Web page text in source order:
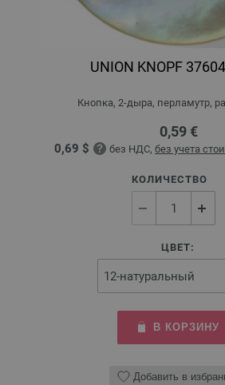
UNION KNOPF
Кнопка, 2-дыра, перламутр,
0,59 €
0,69 $ без НДС, без учета
КОЛИЧЕСТВО
ЦВЕТ:
В КОРЗИНУ
Добавить в